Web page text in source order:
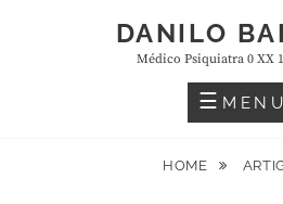
DANILO
Médico Psiquiatra 0 XX
MENU
HOME